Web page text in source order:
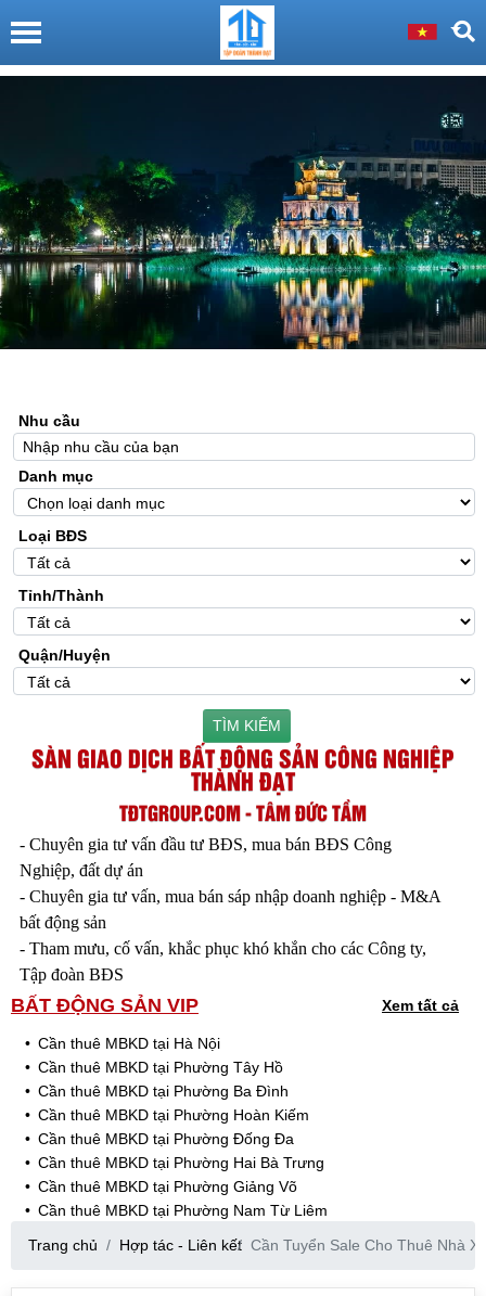
Nhu cầu
Danh mục
Loại BĐS
Tỉnh/Thành
Quận/Huyện
TÌM KIẾM
SÀN GIAO DỊCH BẤT ĐỘNG SẢN CÔNG NGHIỆP
THÀNH ĐẠT
TĐTGROUP.COM - TÂM ĐỨC TẦM
- Chuyên gia tư vấn đầu tư BĐS, mua bán BĐS Công
Nghiệp, đất dự án
- Chuyên gia tư vấn, mua bán sáp nhập doanh nghiệp - M&A
bất động sản
- Tham mưu, cố vấn, khắc phục khó khắn cho các Công ty,
Tập đoàn BĐS
BẤT ĐỘNG SẢN VIP Xem tất cả
Cần thuê MBKD tại Hà Nội
Cần thuê MBKD tại Phường Tây Hồ
Cần thuê MBKD tại Phường Ba Đình
Cần thuê MBKD tại Phường Hoàn Kiếm
Cần thuê MBKD tại Phường Đống Đa
Cần thuê MBKD tại Phường Hai Bà Trưng
Cần thuê MBKD tại Phường Giảng Võ
Cần thuê MBKD tại Phường Nam Từ Liêm
Cần thuê MBKD tại Phường Cầu Giấy
Cần thuê MBKD tại Phường Thanh Xuân
Trang chủ Hợp tác - Liên kết Cần Tuyển Sale Cho Thuê Nhà